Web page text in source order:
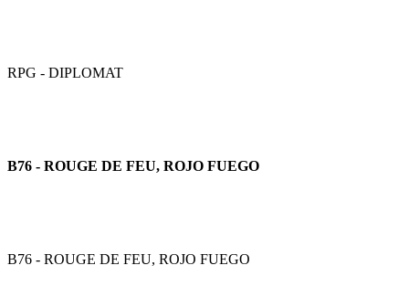
RPG - DIPLOMAT
B76 - ROUGE DE FEU, ROJO FUEGO
B76 - ROUGE DE FEU, ROJO FUEGO